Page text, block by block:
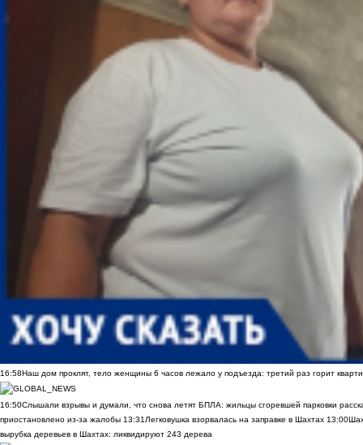
16:58Наш дом проклят, тело женщины 6 часов лежало у подъезда: третий раз горит
16:50Слышали взрывы и думали, что снова летят БПЛА: жильцы сгоревшей парковки
приостановлено из-за жалобы 13:31 Легковушка взорвалась на заправке в Шахтах 13:00
вырубка деревьев в Шахтах: ликвидируют 243 дерева